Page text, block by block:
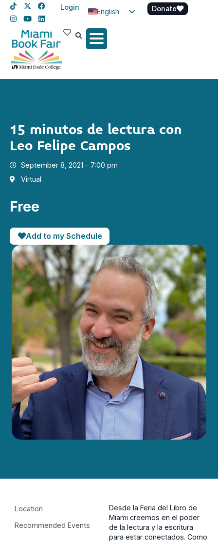
Login
English
Spanish
Donate
15 minutos de lectura con
Leo Felipe Campos
September 8, 2021 - 7:00 pm
Virtual
Free
Add to my Schedule
Location
Recommended Events
Desde la Feria del Libro de
Miami creemos en el poder
de la lectura y la escritura
para estar conectados. Como